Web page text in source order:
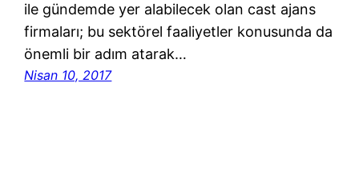
ile gündemde yer alabilecek olan cast ajans
firmaları; bu sektörel faaliyetler konusunda da
önemli bir adım atarak…
Nisan 10, 2017